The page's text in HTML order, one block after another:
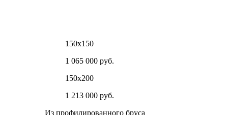
150х150
1 065 000 руб.
150х200
1 213 000 руб.
Из профилированного бруса